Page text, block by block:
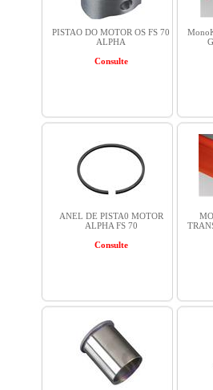
PISTAO DO MOTOR OS FS 70
ALPHA
Consulte
ANEL DE PISTA0 MOTOR
ALPHA FS 70
Consulte